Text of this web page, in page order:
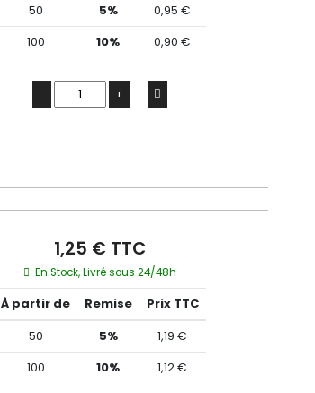
50
5%
0,95 €
100
10% 0,90 €
- +
1,25 € TTC
En Stock, Livré sous 24/48h
À partir de Remise
Prix TTC
50
5%
1,19 €
100
10% 1,12 €